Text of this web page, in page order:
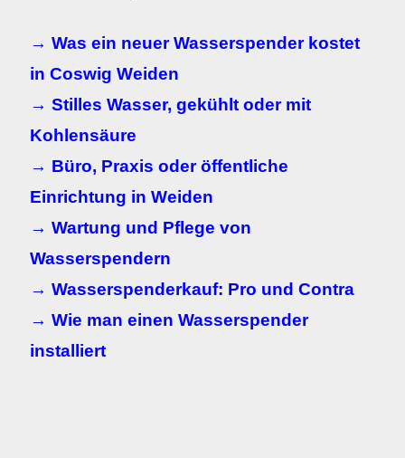
→ Was ein neuer Wasserspender kostet
in Coswig Weiden
→ Stilles Wasser, gekühlt oder mit
Kohlensäure
→ Büro, Praxis oder öffentliche
Einrichtung in Weiden
→ Wartung und Pflege von
Wasserspendern
→ Wasserspenderkauf: Pro und Contra
→ Wie man einen Wasserspender
installiert